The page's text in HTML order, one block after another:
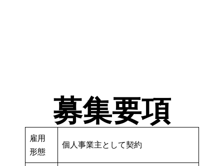
募集要項
雇用
形態
個人事業主として契約